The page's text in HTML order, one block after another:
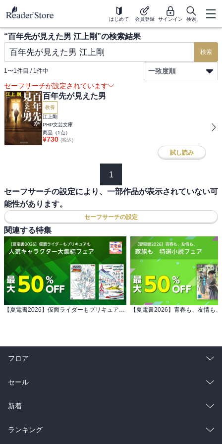
はじめて 会員登録 サインイン 検索
“百年先が見えた男 江上剛”の検索結果
検索
1〜1件目 / 1件中
一致度順
セーフサーチが設定されています
百年先が見えた男
教養
江上剛
PHP文芸文庫
商品（1 点）
¥730 (税込)
試し読み
1
セーフサーチの設定により、一部作品が表示されていない可
能性があります。
セーフサーチの設定
関連する特集
【夏電書2026】仮面ライダーもプリキュアも 人気キャラクター大集結フェア
フロア
総合
ラノベ
雑誌・グラビア
セール
総合
ラノベ
新着
総合
ランキング